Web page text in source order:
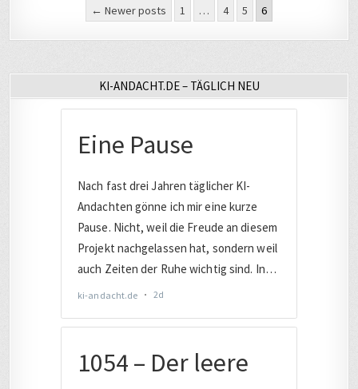
Seitennummerierung
der
← Newer posts 1 … 4 5 6
KI-ANDACHT.DE – TÄGLICH NEU